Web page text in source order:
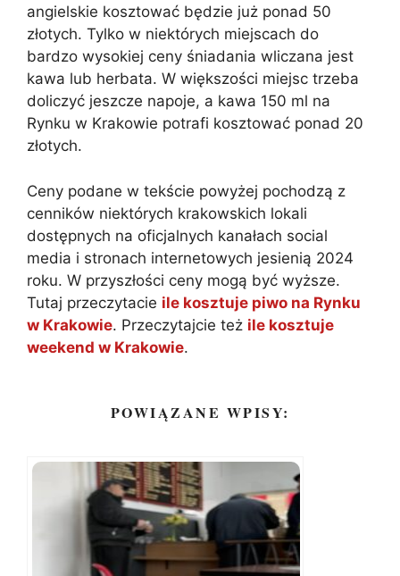
angielskie kosztować będzie już ponad 50
złotych. Tylko w niektórych miejscach do
bardzo wysokiej ceny śniadania wliczana jest
kawa lub herbata. W większości miejsc trzeba
doliczyć jeszcze napoje, a kawa 150 ml na
Rynku w Krakowie potrafi kosztować ponad 20
złotych.
Ceny podane w tekście powyżej pochodzą z
cenników niektórych krakowskich lokali
dostępnych na oficjalnych kanałach social
media i stronach internetowych jesienią 2024
roku. W przyszłości ceny mogą być wyższe.
Tutaj przeczytacie ile kosztuje piwo na Rynku
w Krakowie. Przeczytajcie też ile kosztuje
weekend w Krakowie.
POWIĄZANE WPISY: